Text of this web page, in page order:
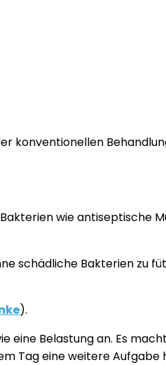
konventionellen
wie antiseptische
schädliche Bakterien zu
).
Belastung an. Es
Tag eine weitere Aufgabe